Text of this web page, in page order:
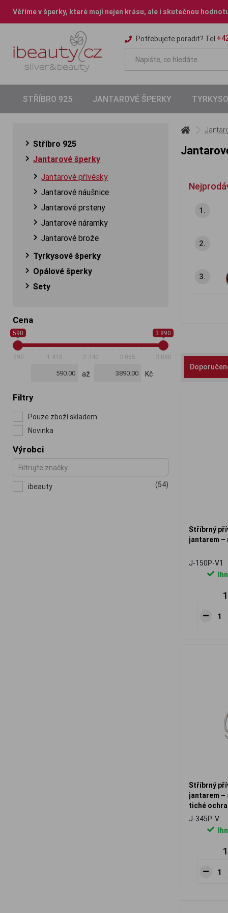
Věříme v šperky, které mají nejen krásu, ale i skutečnou
Potřebujete poradit? Tel
STŘÍBRO 925 JANTAROVÉ ŠPERKY
Stříbro 925
Jantarové šperky
Jantarové přívěsky
Jantarové náušnice
Jantarové prsteny
Jantarové náramky
Jantarové brože
Tyrkysové šperky
Opálové šperky
Sety
Cena
590 3 890
590 1 415 2 240 3 065 3 890
až Kč
Filtry
Pouze zboží skladem
Novinka
Výrobci
ibeauty (54)
1.
2.
3.
Stříbrný
jantarem –
J-150P-V1
Stříbrný
jantarem –
tiché
J-345P-V